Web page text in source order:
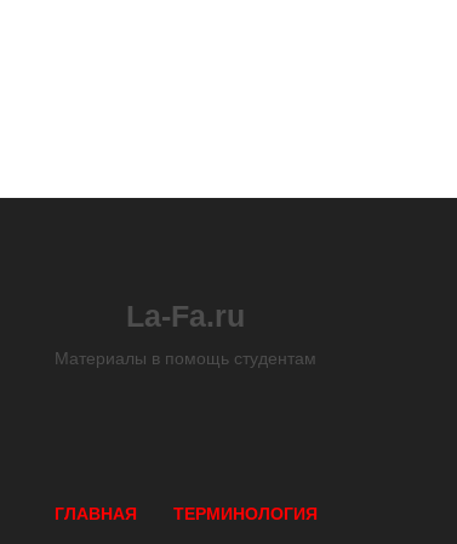
La-Fa.ru
Материалы в помощь студентам
ГЛАВНАЯ ТЕРМИНОЛОГИЯ